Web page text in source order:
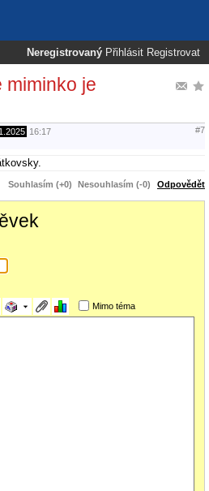
Neregistrovaný Přihlásit Registrovat
miminko je
16:17 #7
Souhlasím (+0) Nesouhlasím (-0) Odpovědět
Mimo téma